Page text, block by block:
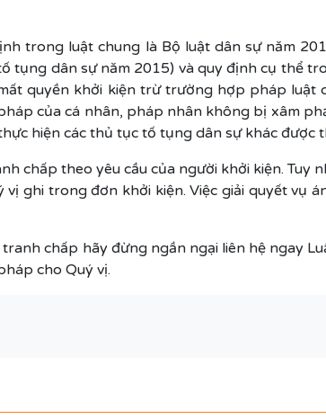
trong luật chung là Bộ luật dân sự năm
dân sự năm 2015) và quy định cụ thể
quyền khởi kiện trừ trường hợp pháp luật
của cá nhân, pháp nhân không bị xâm
hiện các thủ tục tố tụng dân sự khác được
chấp theo yêu cầu của người khởi kiện. Tuy
ghi trong đơn khởi kiện. Việc giải quyết vụ
chấp hãy đừng ngần ngại liên hệ ngay
cho Quý vị.